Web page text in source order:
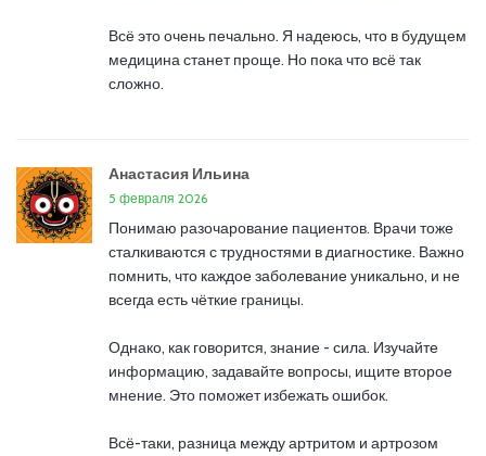
Всё это очень печально. Я надеюсь, что в будущем
медицина станет проще. Но пока что всё так
сложно.
Анастасия Ильина
5 февраля 2026
Понимаю разочарование пациентов. Врачи тоже
сталкиваются с трудностями в диагностике. Важно
помнить, что каждое заболевание уникально, и не
всегда есть чёткие границы.
Однако, как говорится, знание - сила. Изучайте
информацию, задавайте вопросы, ищите второе
мнение. Это поможет избежать ошибок.
Всё-таки, разница между артритом и артрозом